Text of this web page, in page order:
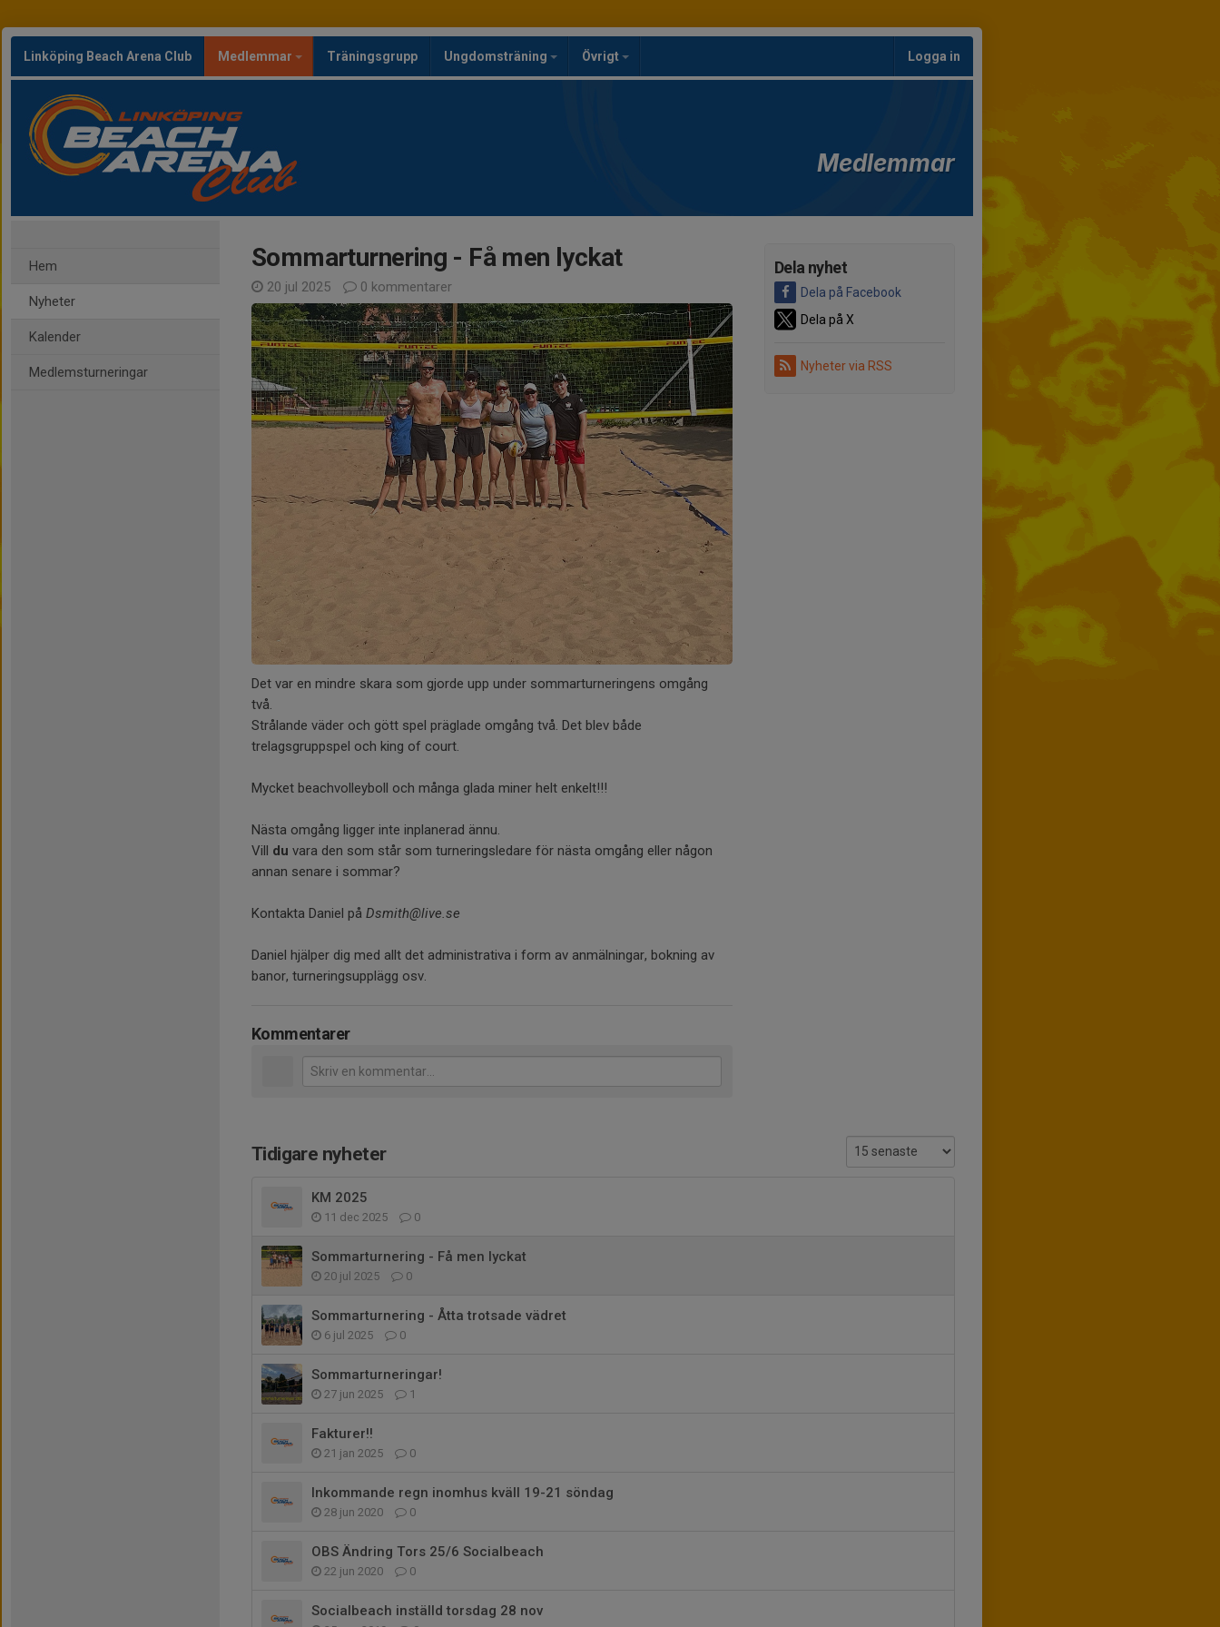
Linköping Beach Arena Club Medlemmar Träningsgrupp Ungdomsträning Övrigt Logga in
Medlemmar
Hem
Nyheter
Kalender
Medlemsturneringar
Dela nyhet
Dela på Facebook
Dela på X
Nyheter via RSS
Sommarturnering - Få men lyckat
20 jul 2025 0 kommentarer
Det var en mindre skara som gjorde upp under sommarturneringens omgång
två.
Strålande väder och gött spel präglade omgång två. Det blev både
trelagsgruppspel och king of court.
Mycket beachvolleyboll och många glada miner helt enkelt!!!
Nästa omgång ligger inte inplanerad ännu.
Vill du vara den som står som turneringsledare för nästa omgång eller någon
annan senare i sommar?
Kontakta Daniel på Dsmith@live.se
Daniel hjälper dig med allt det administrativa i form av anmälningar, bokning av
banor, turneringsupplägg osv.
Kommentarer
Tidigare nyheter
KM 2025
11 dec 2025 0
Sommarturnering - Få men lyckat
20 jul 2025 0
Sommarturnering - Åtta trotsade vädret
6 jul 2025 0
Sommarturneringar!
27 jun 2025 1
Fakturer!!
21 jan 2025 0
Inkommande regn inomhus kväll 19-21 söndag
28 jun 2020 0
OBS Ändring Tors 25/6 Socialbeach
22 jun 2020 0
Socialbeach inställd torsdag 28 nov